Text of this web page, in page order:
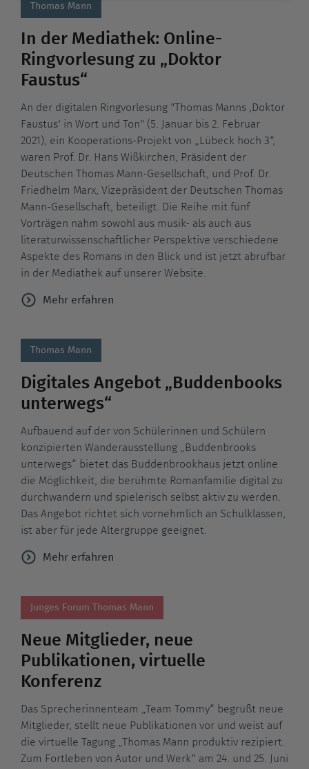
Thomas Mann
In der Mediathek: Online-
Ringvorlesung zu „Doktor
Faustus“
An der digitalen Ringvorlesung "Thomas Manns ,Doktor
Faustus' in Wort und Ton" (5. Januar bis 2. Februar
2021), ein Kooperations-Projekt von „Lübeck hoch 3“,
waren Prof. Dr. Hans Wißkirchen, Präsident der
Deutschen Thomas Mann-Gesellschaft, und Prof. Dr.
Friedhelm Marx, Vizepräsident der Deutschen Thomas
Mann-Gesellschaft, beteiligt. Die Reihe mit fünf
Vorträgen nahm sowohl aus musik- als auch aus
literaturwissenschaftlicher Perspektive verschiedene
Aspekte des Romans in den Blick und ist jetzt abrufbar
in der Mediathek auf unserer Website.
Mehr erfahren
Thomas Mann
Digitales Angebot „Buddenbooks
unterwegs“
Aufbauend auf der von Schülerinnen und Schülern
konzipierten Wanderausstellung „Buddenbrooks
unterwegs“ bietet das Buddenbrookhaus jetzt online
die Möglichkeit, die berühmte Romanfamilie digital zu
durchwandern und spielerisch selbst aktiv zu werden.
Das Angebot richtet sich vornehmlich an Schulklassen,
ist aber für jede Altergruppe geeignet.
Mehr erfahren
Junges Forum Thomas Mann
Neue Mitglieder, neue
Publikationen, virtuelle
Konferenz
Das Sprecherinnenteam „Team Tommy“ begrüßt neue
Mitglieder, stellt neue Publikationen vor und weist auf
die virtuelle Tagung „Thomas Mann produktiv rezipiert.
Zum Fortleben von Autor und Werk“ am 24. und 25. Juni